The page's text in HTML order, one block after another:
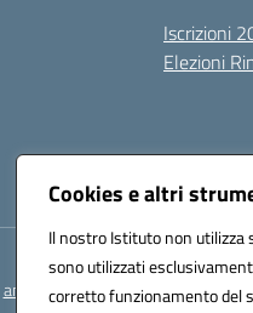
Cookies e altri
Il nostro Istituto non
sono utilizzati
corretto funzionamento del
Iscrizioni
Elezioni
anic81100g@pec.istruzione.it